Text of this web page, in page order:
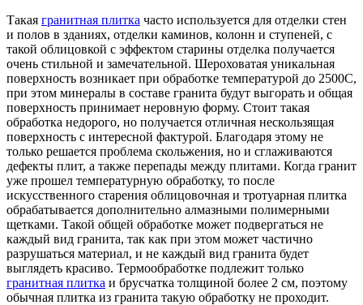
Такая гранитная плитка часто используется для отделки стен
и полов в зданиях, отделки каминов, колонн и ступеней, с
такой облицовкой с эффектом старины отделка получается
очень стильной и замечательной. Шероховатая уникальная
поверхность возникает при обработке температурой до 2500С,
при этом минералы в составе гранита будут выгорать и общая
поверхность принимает неровную форму. Стоит такая
обработка недорого, но получается отличная нескользящая
поверхность с интересной фактурой. Благодаря этому не
только решается проблема скольжения, но и сглаживаются
дефекты плит, а также перепады между плитами. Когда гранит
уже прошел температурную обработку, то после
искусственного старения облицовочная и тротуарная плитка
обрабатывается дополнительно алмазными полимерными
щетками. Такой общей обработке может подвергаться не
каждый вид гранита, так как при этом может частично
разрушаться материал, и не каждый вид гранита будет
выглядеть красиво. Термообработке подлежит только
гранитная плитка и брусчатка толщиной более 2 см, поэтому
обычная плитка из гранита такую обработку не проходит.